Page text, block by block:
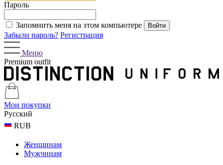
Пароль
Запомнить меня на этом компьютере
Забыли пароль? Регистрация
Меню
Premium outfit
Мои покупки
Русский
RUB
Женщинам
Мужчинам